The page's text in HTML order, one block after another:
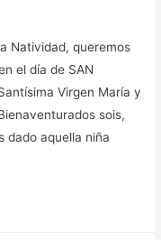
Natividad, queremos
el día de SAN
Virgen María y
sois,
dado aquella niña